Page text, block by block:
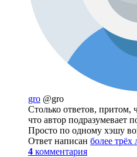
gro @gro
Столько ответов, притом,
что автор подразумевает
Просто по одному хэшу
Ответ написан более трёх
4 комментария